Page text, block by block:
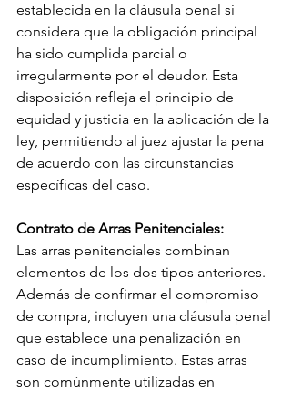
establecida en la cláusula penal si
considera que la obligación principal
ha sido cumplida parcial o
irregularmente por el deudor. Esta
disposición refleja el principio de
equidad y justicia en la aplicación de la
ley, permitiendo al juez ajustar la pena
de acuerdo con las circunstancias
específicas del caso.
Contrato de Arras Penitenciales:
Las arras penitenciales combinan
elementos de los dos tipos anteriores.
Además de confirmar el compromiso
de compra, incluyen una cláusula penal
que establece una penalización en
caso de incumplimiento. Estas arras
son comúnmente utilizadas en